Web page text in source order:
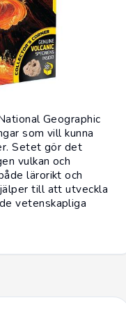
Geographic
som vill kunna
Setet gör det
vulkan och
lärorikt och
till att utveckla
vetenskapliga